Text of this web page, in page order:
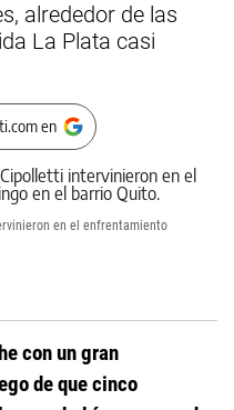
alrededor de las
La Plata casi
en
en el enfrentamiento
con un gran
de que cinco